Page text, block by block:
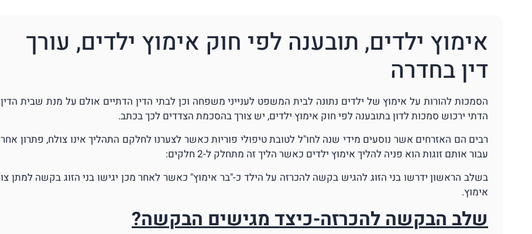
אימוץ ילדים, תובענה לפי חוק אימוץ ילדים, עורך
דין בחדרה
הסמכות להורות על אימוץ של ילדים נתונה לבית המשפט לענייני משפחה וכן לבתי הדין הדתיים אולם על מנת שבית הדין
הדתי ירכוש סמכות לדון בתובענה לפי חוק אימוץ ילדים, יש צורך בהסכמת הצדדים לכך בכתב.
רבים הם האזרחים אשר נוסעים מידי שנה לחו"ל לטובת טיפולי פוריות כאשר לצערנו לחלקם התהליך אינו צולח, פתרון אחר
עבור אותם זוגות הוא פניה להליך אימוץ ילדים כאשר הליך זה מתחלק ל-2 חלקים:
בשלב הראשון ידרשו בני הזוג להגיש בקשה להכרזה על הילד כ-"בר אימוץ" כאשר לאחר מכן יגישו בני הזוג בקשה למתן צו
אימוץ.
שלב הבקשה להכרזה-כיצד מגישים הבקשה?